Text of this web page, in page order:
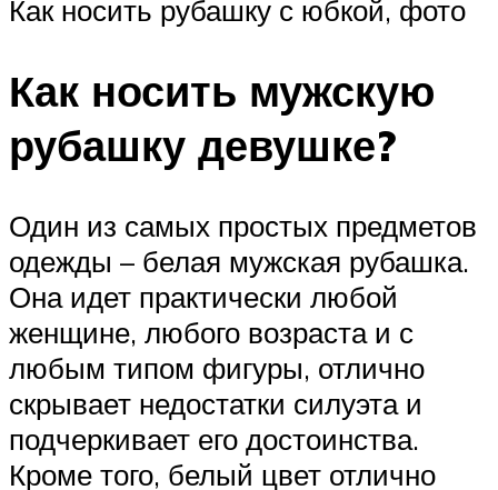
Как носить рубашку с юбкой, фото
Как носить мужскую
рубашку девушке?
Один из самых простых предметов
одежды – белая мужская рубашка.
Она идет практически любой
женщине, любого возраста и с
любым типом фигуры, отлично
скрывает недостатки силуэта и
подчеркивает его достоинства.
Кроме того, белый цвет отлично